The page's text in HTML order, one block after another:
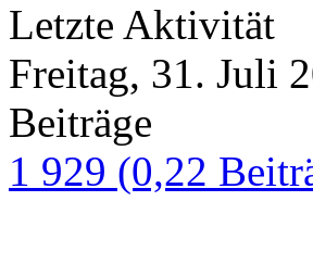
Letzte Aktivität
Freitag, 31. Juli
Beiträge
1 929 (0,22